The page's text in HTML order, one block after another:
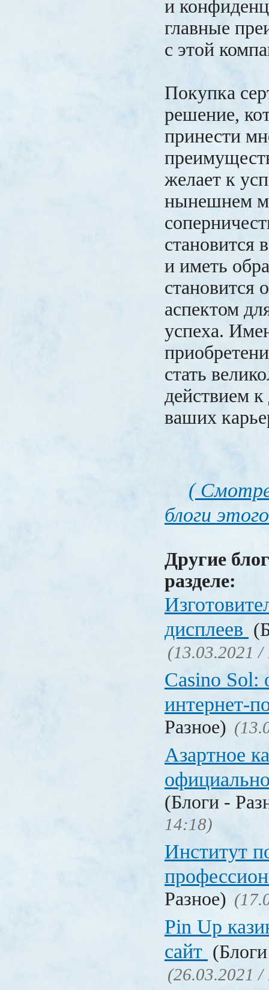
и
главные
с этой
Покупка
решение,
принести
желает к
нынешнем
становится
и иметь
становится
аспектом
успеха.
стать
действием
ваших
(
блоги
Другие
разделе:
дисплеев
(13.03.2021 /
Casino Sol:
интернет-
Разное)
Азартное
(Блоги -
14:18)
Институт
Разное)
Pin Up
сайт
(26.03.2021 /